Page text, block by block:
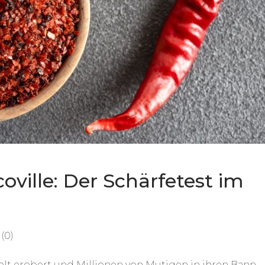
Der Schärfetest im